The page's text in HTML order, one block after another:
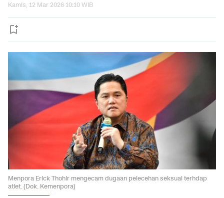
Kamis, 12 Mar 2026 10:10 WIB
Menpora Erick Thohir mengecam dugaan pelecehan seksual terhdap
atlet. (Dok. Kemenpora)